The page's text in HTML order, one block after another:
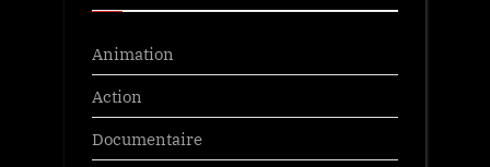
Animation
Action
Documentaire